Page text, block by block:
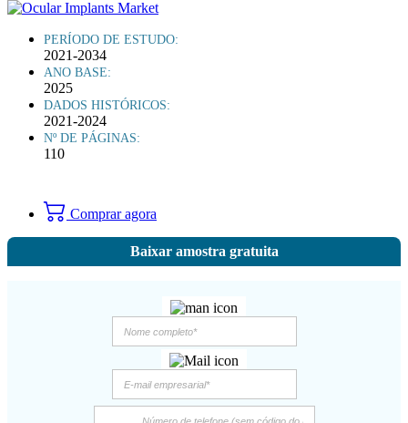
PERÍODO DE ESTUDO:
2021-2034
ANO BASE:
2025
DADOS HISTÓRICOS:
2021-2024
Nº DE PÁGINAS:
110
Comprar agora
Baixar amostra gratuita